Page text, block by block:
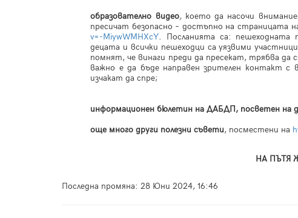
образователно видео, което да насочи
пресичат безопасно – достъпно на страницата
v=-MiywWMHXcY. Посланията са:
децата и всички пешеходци са уязвими
помнят, че винаги преди да пресекат, трябва
важно е да бъде направен зрителен контакт с
изчакат да спре;
информационен бюлетин на ДАБДП, посветен на
още много други полезни съвети, посместени на
НА ПЪТЯ
Последна промяна: 28 Юни 2024, 16:46